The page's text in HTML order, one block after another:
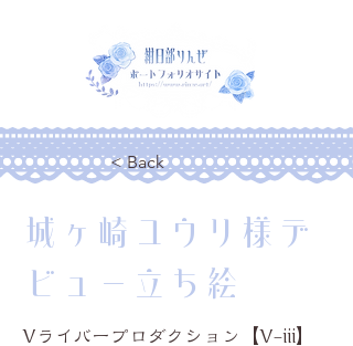
< Back
城ヶ崎ユウリ様デ
ビュー立ち絵
Vライバープロダクション【V-iii】